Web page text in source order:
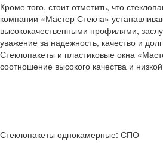
Кроме того, стоит отметить, что
компании «Мастер Стекла»
высококачественными профилями,
уважение за надежность, качество и
Стеклопакеты и пластиковые окна
соотношение высокого качества и
Стеклопакеты однокамерные: СПО